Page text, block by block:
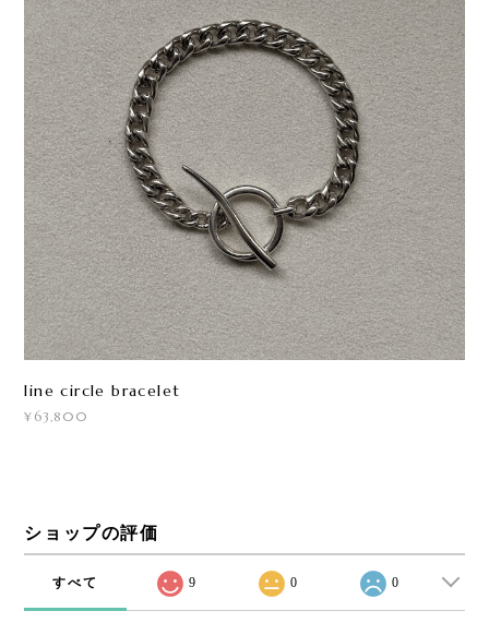
line circle bracelet
¥63,800
ショップの評価
すべて 9 0 0